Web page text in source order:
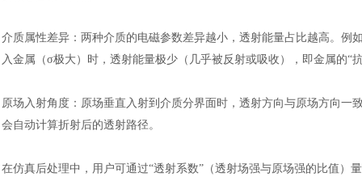
介质属性差异：两种介质的电磁参数差异越小，透射能量占比越高。例
入金属（σ极大）时，透射能量极少（几乎被反射或吸收），即金属的“
原场入射角度：原场垂直入射到介质分界面时，透射方向与原场方向一
会自动计算折射后的透射路径。
在仿真后处理中，用户可通过“透射系数”（透射场强与原场强的比值）